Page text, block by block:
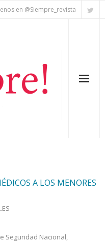
en @Siempre_revista
A LOS MENORES
Seguridad Nacional,